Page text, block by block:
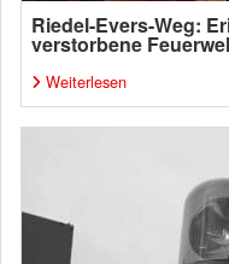
Riedel-Evers-Weg:
verstorbene
Weiterlesen